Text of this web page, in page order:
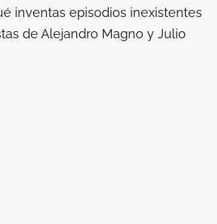
inventas episodios inexistentes
de Alejandro Magno y Julio